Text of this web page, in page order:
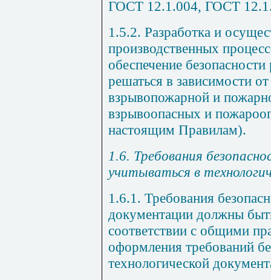
ГОСТ 12.1.004, ГОСТ
1.5.2. Разработка и
производственных
обеспечение
решаться в зависимости
взрывопожарной и
взрывоопасных и
настоящим Правилам).
1.6. Требования
учитываться в
1.6.1. Требования
документации должны
соответствии с общими
оформления требований
технологической